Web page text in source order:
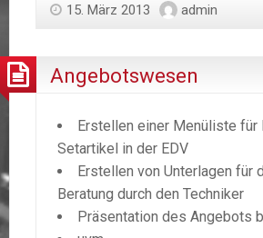
15. März 2013 admin
Angebotswesen
Erstellen einer Menüliste für
Setartikel in der EDV
Erstellen von Unterlagen für
Beratung durch den Techniker
Präsentation des Angebots